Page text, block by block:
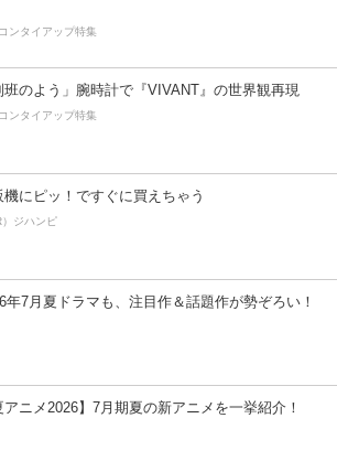
ンタイアップ特集
班のよう」腕時計で『VIVANT』の世界観再現
ンタイアップ特集
機にピッ！ですぐに買えちゃう
）ジハンピ
年7月夏ドラマも、注目作＆話題作が勢ぞろい！
アニメ2026】7月期夏の新アニメを一挙紹介！